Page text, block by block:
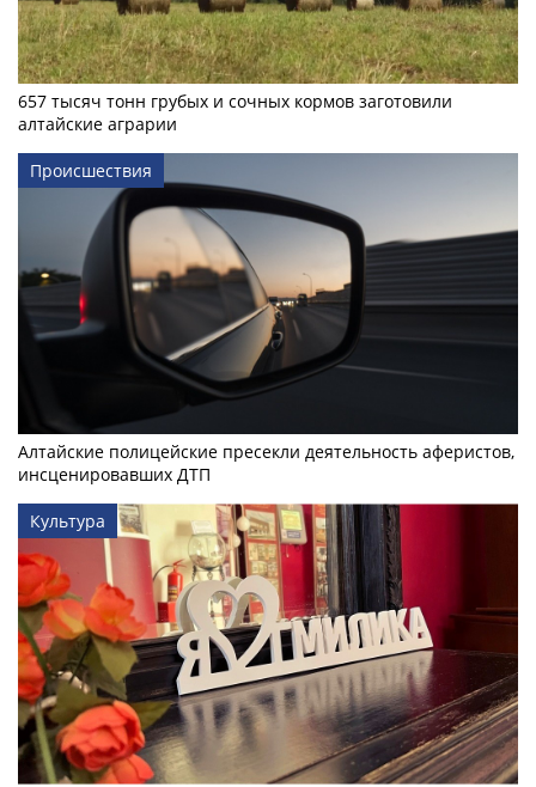
657 тысяч тонн грубых и сочных кормов заготовили
алтайские аграрии
Происшествия
Алтайские полицейские пресекли деятельность аферистов,
инсценировавших ДТП
Культура